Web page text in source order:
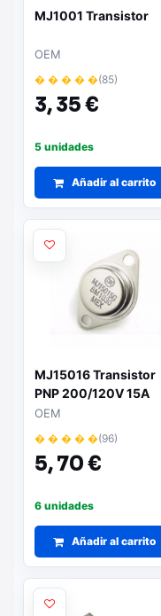
MJ1001 Transistor
OEM
� � � � �(85)
3,35 €
5 unidades
Añadir al carrito
MJ15016 Transistor
PNP 200/120V 15A
180W
OEM
� � � � �(96)
5,70 €
6 unidades
Añadir al carrito